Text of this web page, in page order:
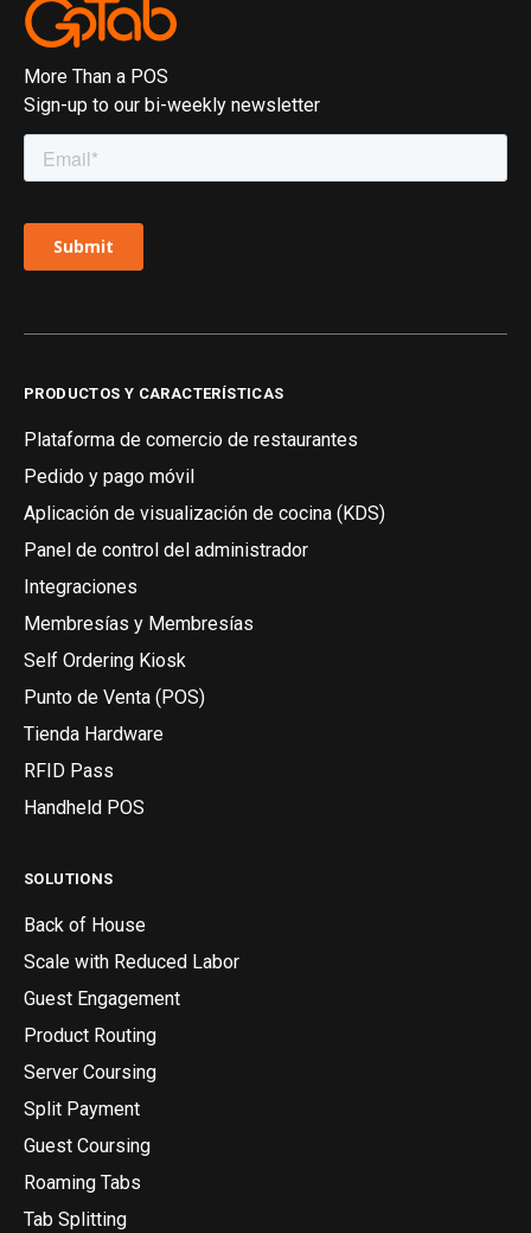
More Than a POS
Sign-up to our bi-weekly newsletter
PRODUCTOS Y CARACTERÍSTICAS
Plataforma de comercio de restaurantes
Pedido y pago móvil
Aplicación de visualización de cocina (KDS)
Panel de control del administrador
Integraciones
Membresías y Membresías
Self Ordering Kiosk
Punto de Venta (POS)
Tienda Hardware
RFID Pass
Handheld POS
SOLUTIONS
Back of House
Scale with Reduced Labor
Guest Engagement
Product Routing
Server Coursing
Split Payment
Guest Coursing
Roaming Tabs
Tab Splitting